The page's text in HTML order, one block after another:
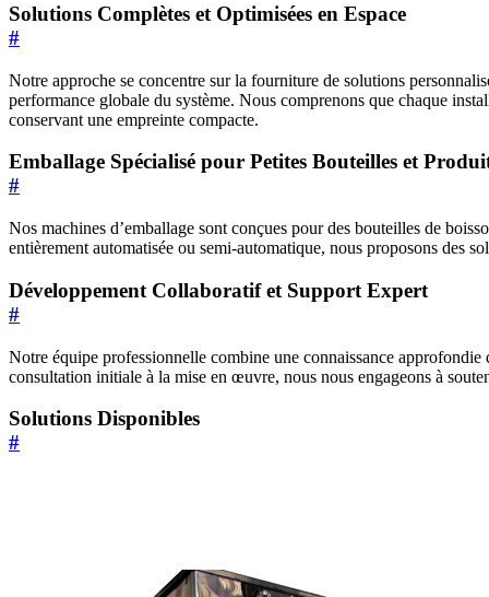
Solutions Complètes et Optimisées en Espace
#
Notre approche se concentre sur la fourniture de solutions
performance globale du système. Nous comprenons que chaque
conservant une empreinte compacte.
Emballage Spécialisé pour Petites Bouteilles et
#
Nos machines d’emballage sont conçues pour des bouteilles de
entièrement automatisée ou semi-automatique, nous proposons des
Développement Collaboratif et Support Expert
#
Notre équipe professionnelle combine une connaissance
consultation initiale à la mise en œuvre, nous nous engageons à
Solutions Disponibles
#